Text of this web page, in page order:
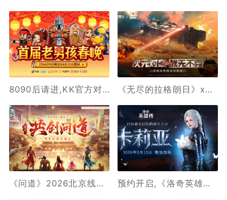
8090后请进,KK官方对战平台邀请全国2.3亿老男孩一起看春晚 《无尽的拉格朗日》x《坦克世界闪击战》联动全开,3款舰船礼装免费送
《问道》2026北京线下玩家交流会报名最后一天 预约开启,《洛奇英雄传》新角色卡莉亚2月10日正式登场